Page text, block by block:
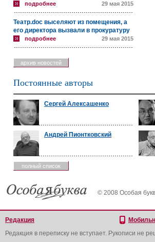
подробнее 29 мая 2015
Театр.doc выселяют из помещения, а
его директора вызвали в прокуратуру
подробнее 29 мая 2015
архив новостей
Постоянные авторы
Сергей Алексашенко
Андрей Пионтковский
полный список
© 2008 Особая
Редакция
Редакция в переписку не вступает. Рукописи не